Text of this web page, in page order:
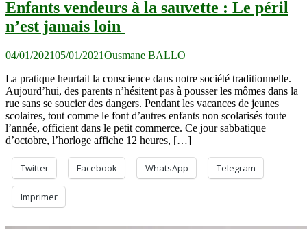
Enfants vendeurs à la sauvette : Le péril
n’est jamais loin
04/01/202105/01/2021Ousmane BALLO
La pratique heurtait la conscience dans notre société traditionnelle.
Aujourd’hui, des parents n’hésitent pas à pousser les mômes dans la
rue sans se soucier des dangers. Pendant les vacances de jeunes
scolaires, tout comme le font d’autres enfants non scolarisés toute
l’année, officient dans le petit commerce. Ce jour sabbatique
d’octobre, l’horloge affiche 12 heures, […]
Twitter Facebook WhatsApp Telegram
Imprimer